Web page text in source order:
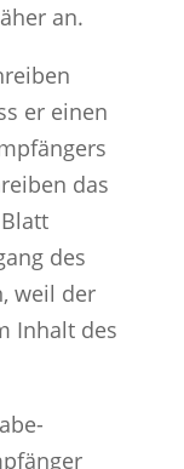
an.
er einen
das
des
weil der
Inhalt des